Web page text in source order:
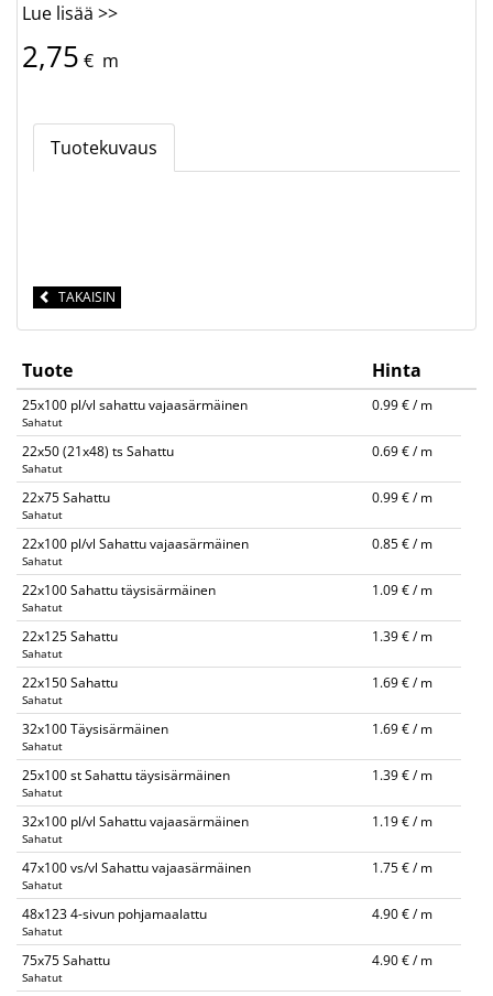
Lue lisää >>
2,75 € m
Tuotekuvaus
TAKAISIN
Tuote Hinta
25x100 pl/vl sahattu vajaasärmäinen
Sahatut
0.99 € / m
22x50 (21x48) ts Sahattu
Sahatut
0.69 € / m
22x75 Sahattu
Sahatut
0.99 € / m
22x100 pl/vl Sahattu vajaasärmäinen
Sahatut
0.85 € / m
22x100 Sahattu täysisärmäinen
Sahatut
1.09 € / m
22x125 Sahattu
Sahatut
1.39 € / m
22x150 Sahattu
Sahatut
1.69 € / m
32x100 Täysisärmäinen
Sahatut
1.69 € / m
25x100 st Sahattu täysisärmäinen
Sahatut
1.39 € / m
32x100 pl/vl Sahattu vajaasärmäinen
Sahatut
1.19 € / m
47x100 vs/vl Sahattu vajaasärmäinen
Sahatut
1.75 € / m
48x123 4-sivun pohjamaalattu
Sahatut
4.90 € / m
75x75 Sahattu
Sahatut
4.90 € / m